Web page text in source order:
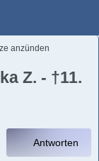
anzünden
Z. - †11.
Antworten